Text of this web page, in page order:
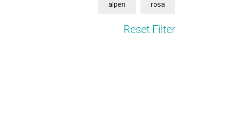
alpen rosa
Reset Filter